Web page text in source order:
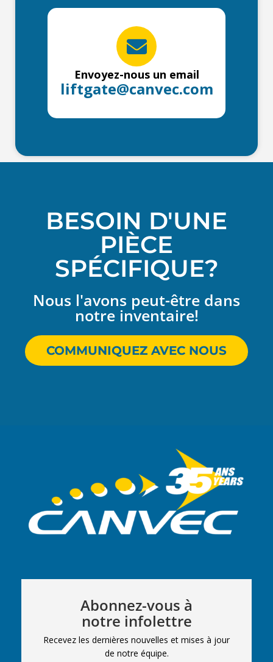
Envoyez-nous un email
liftgate@canvec.com
BESOIN D'UNE
PIÈCE
SPÉCIFIQUE?
Nous l'avons peut-être dans
notre inventaire!
COMMUNIQUEZ AVEC NOUS
Abonnez-vous à
notre infolettre
Recevez les dernières nouvelles et mises à jour
de notre équipe.